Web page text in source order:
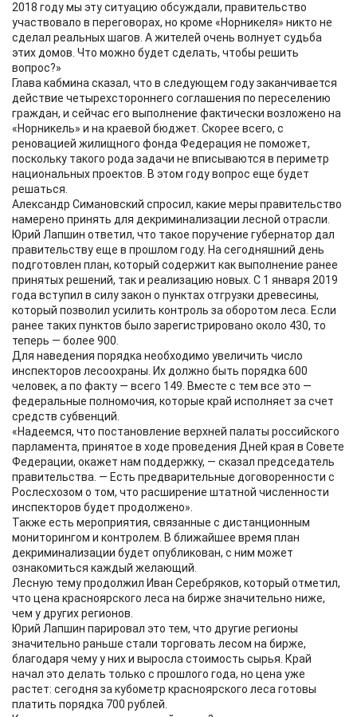
2018 году мы эту ситуацию обсуждали, правительство
участвовало в переговорах, но кроме «Норникеля» никто не
сделал реальных шагов. А жителей очень волнует судьба
этих домов. Что можно будет сделать, чтобы решить
вопрос?»
Глава кабмина сказал, что в следующем году заканчивается
действие четырехстороннего соглашения по переселению
граждан, и сейчас его выполнение фактически возложено на
«Норникель» и на краевой бюджет. Скорее всего, с
реновацией жилищного фонда Федерация не поможет,
поскольку такого рода задачи не вписываются в периметр
национальных проектов. В этом году вопрос еще будет
решаться.
Александр Симановский спросил, какие меры правительство
намерено принять для декриминализации лесной отрасли.
Юрий Лапшин ответил, что такое поручение губернатор дал
правительству еще в прошлом году. На сегодняшний день
подготовлен план, который содержит как выполнение ранее
принятых решений, так и реализацию новых. С 1 января 2019
года вступил в силу закон о пунктах отгрузки древесины,
который позволил усилить контроль за оборотом леса. Если
ранее таких пунктов было зарегистрировано около 430, то
теперь — более 900.
Для наведения порядка необходимо увеличить число
инспекторов лесоохраны. Их должно быть порядка 600
человек, а по факту — всего 149. Вместе с тем все это —
федеральные полномочия, которые край исполняет за счет
средств субвенций.
«Надеемся, что постановление верхней палаты российского
парламента, принятое в ходе проведения Дней края в Совете
Федерации, окажет нам поддержку, — сказал председатель
правительства. — Есть предварительные договоренности с
Рослесхозом о том, что расширение штатной численности
инспекторов будет продолжено».
Также есть мероприятия, связанные с дистанционным
мониторингом и контролем. В ближайшее время план
декриминализации будет опубликован, с ним может
ознакомиться каждый желающий.
Лесную тему продолжил Иван Серебряков, который отметил,
что цена красноярского леса на бирже значительно ниже,
чем у других регионов.
Юрий Лапшин парировал это тем, что другие регионы
значительно раньше стали торговать лесом на бирже,
благодаря чему у них и выросла стоимость сырья. Край
начал это делать только с прошлого года, но цена уже
растет: сегодня за кубометр красноярского леса готовы
платить порядка 700 рублей.